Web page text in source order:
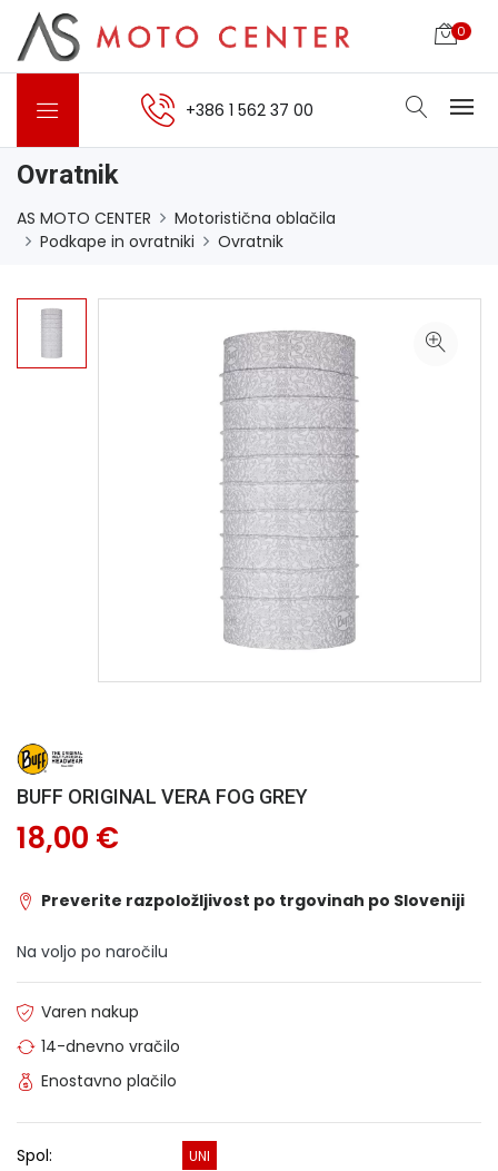
0
+386 1 562 37 00
Ovratnik
AS MOTO CENTER
Motoristična oblačila
Podkape in ovratniki
Ovratnik
BUFF ORIGINAL VERA FOG GREY
18,00 €
Preverite razpoložljivost po trgovinah po Sloveniji
Na voljo po naročilu
Varen nakup
14-dnevno vračilo
Enostavno plačilo
Spol: UNI